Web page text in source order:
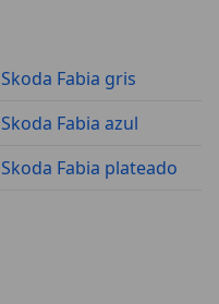
Skoda Fabia gris
Skoda Fabia azul
Skoda Fabia plateado